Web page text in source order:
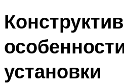
установки